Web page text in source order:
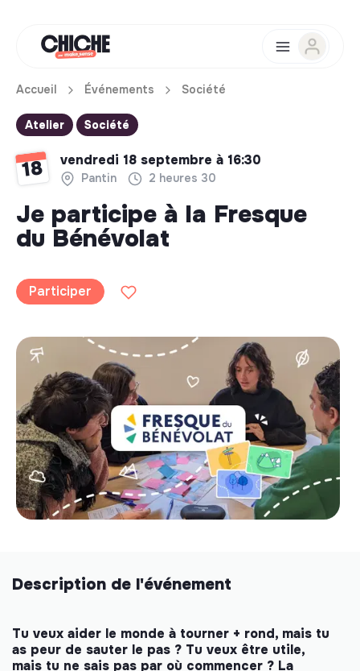
Accueil Événements Société
Atelier Société
18 vendredi 18 septembre à 16:30
Pantin 2 heures 30
Je participe à la Fresque
du Bénévolat
Participer
Description de l'événement
Tu veux aider le monde à tourner + rond, mais tu
as peur de sauter le pas ? Tu veux être utile,
mais tu ne sais pas par où commencer ? La